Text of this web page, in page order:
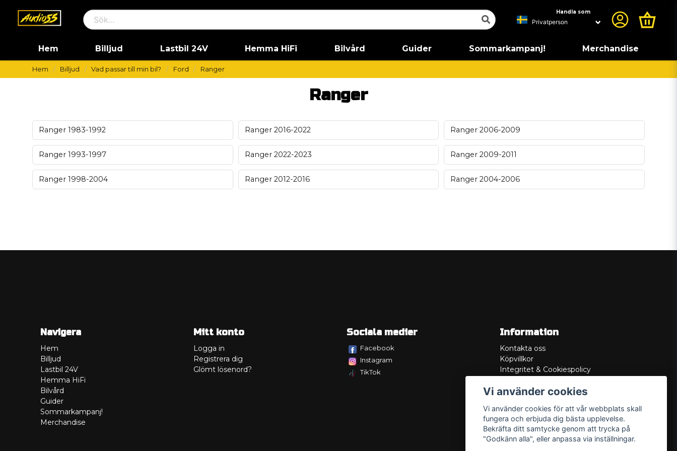
Handla som
Hem Billjud Lastbil 24V Hemma HiFi Bilvård Guider Sommarkampanj! Merchandise
Hem Billjud Vad passar till min bil? Ford Ranger
Ranger
Ranger 1983-1992 Ranger 2016-2022 Ranger 2006-2009
Ranger 1993-1997 Ranger 2022-2023 Ranger 2009-2011
Ranger 1998-2004 Ranger 2012-2016 Ranger 2004-2006
Navigera
Hem
Billjud
Lastbil 24V
Hemma HiFi
Bilvård
Guider
Sommarkampanj!
Merchandise
Mitt konto
Logga in
Registrera dig
Glömt lösenord?
Sociala medier
Facebook
Instagram
TikTok
Information
Kontakta oss
Köpvillkor
Integritet & Cookiespolicy
Service/Garanti
Lådritning
Om oss
Vi använder cookies
Vi använder cookies för att vår webbplats skall
fungera och erbjuda dig bästa upplevelse.
Bekräfta ditt samtycke genom att trycka på
"Godkänn alla", eller anpassa via inställningar.